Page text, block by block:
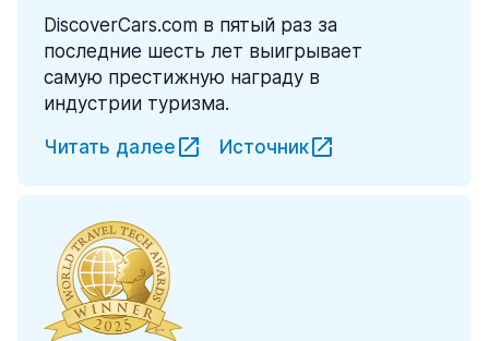
DiscoverCars.com в пятый раз за
последние шесть лет выигрывает
самую престижную награду в
индустрии туризма.
Читать далее
Источник